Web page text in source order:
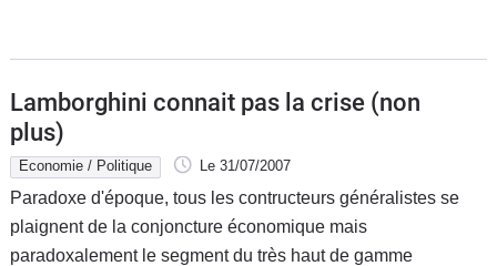
Lamborghini connait pas la crise (non
plus)
Economie / Politique Le 31/07/2007
Paradoxe d'époque, tous les contructeurs généralistes se
plaignent de la conjoncture économique mais
paradoxalement le segment du très haut de gamme